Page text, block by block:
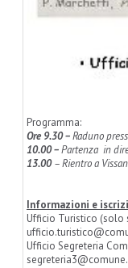
Programma:
Ore 9.30 –Raduno
10.00 –Partenza in
13.00– Rientro a
Informazioni e
Ufficio Turistico
Ufficio Segreteria